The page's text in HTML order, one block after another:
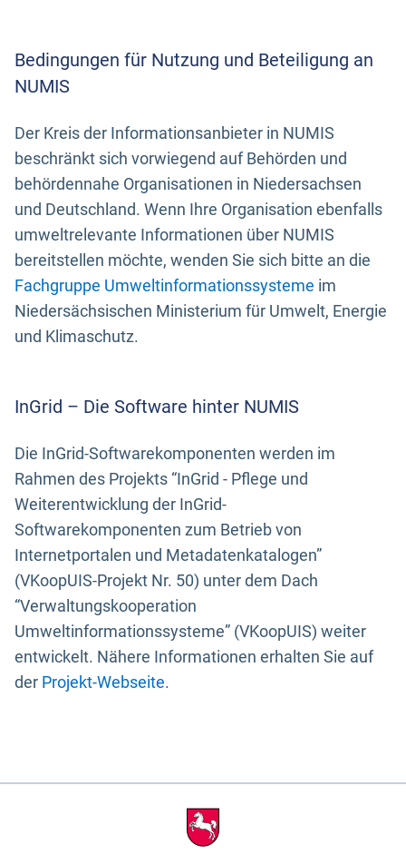
Bedingungen für Nutzung und Beteiligung an
NUMIS
Der Kreis der Informationsanbieter in NUMIS
beschränkt sich vorwiegend auf Behörden und
behördennahe Organisationen in Niedersachsen
und Deutschland. Wenn Ihre Organisation ebenfalls
umweltrelevante Informationen über NUMIS
bereitstellen möchte, wenden Sie sich bitte an die
Fachgruppe Umweltinformationssysteme im
Niedersächsischen Ministerium für Umwelt, Energie
und Klimaschutz.
InGrid – Die Software hinter NUMIS
Die InGrid-Softwarekomponenten werden im
Rahmen des Projekts “InGrid - Pflege und
Weiterentwicklung der InGrid-
Softwarekomponenten zum Betrieb von
Internetportalen und Metadatenkatalogen”
(VKoopUIS-Projekt Nr. 50) unter dem Dach
“Verwaltungskooperation
Umweltinformationssysteme” (VKoopUIS) weiter
entwickelt. Nähere Informationen erhalten Sie auf
der Projekt-Webseite.